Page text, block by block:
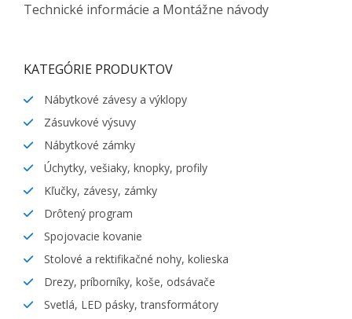
Technické informácie a Montážne návody
KATEGÓRIE PRODUKTOV
Nábytkové závesy a výklopy
Zásuvkové výsuvy
Nábytkové zámky
Úchytky, vešiaky, knopky, profily
Kľučky, závesy, zámky
Drôtený program
Spojovacie kovanie
Stolové a rektifikačné nohy, kolieska
Drezy, príborníky, koše, odsávače
Svetlá, LED pásky, transformátory